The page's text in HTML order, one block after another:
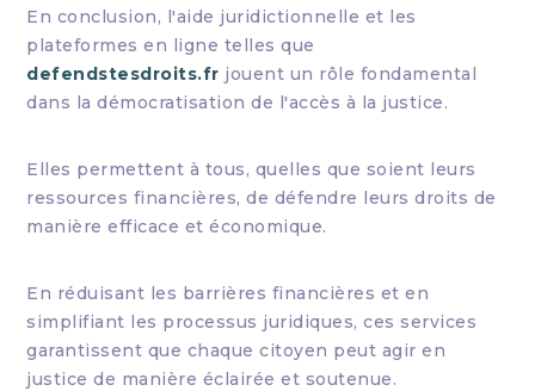
En conclusion, l'aide juridictionnelle et les
plateformes en ligne telles que
defendstesdroits.fr jouent un rôle fondamental
dans la démocratisation de l'accès à la justice.
Elles permettent à tous, quelles que soient leurs
ressources financières, de défendre leurs droits de
manière efficace et économique.
En réduisant les barrières financières et en
simplifiant les processus juridiques, ces services
garantissent que chaque citoyen peut agir en
justice de manière éclairée et soutenue.